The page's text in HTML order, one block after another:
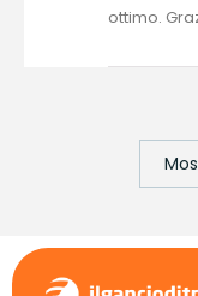
ottimo.